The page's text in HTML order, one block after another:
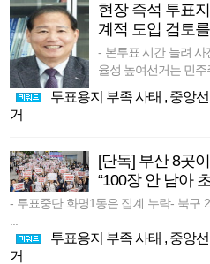
현장 즉석 투표
계적 도입 검토를
- 본투표 시간 늘려
율성 높여선거는 민주
투표용지 부족 사태 , 중앙
거
[단독] 부산 8곳
“100장 안 남아
- 투표중단 화명1동은 집계 누락- 북구
투표용지 부족 사태 , 중앙
거